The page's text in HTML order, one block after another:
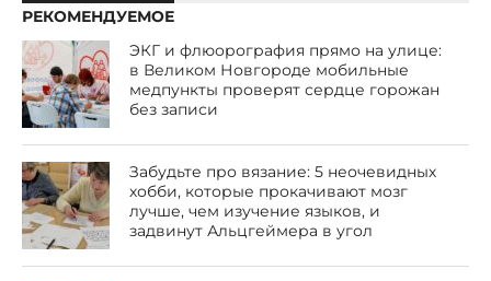
РЕКОМЕНДУЕМОЕ
ЭКГ и флюорография прямо на улице:
в Великом Новгороде мобильные
медпункты проверят сердце горожан
без записи
Забудьте про вязание: 5 неочевидных
хобби, которые прокачивают мозг
лучше, чем изучение языков, и
задвинут Альцгеймера в угол